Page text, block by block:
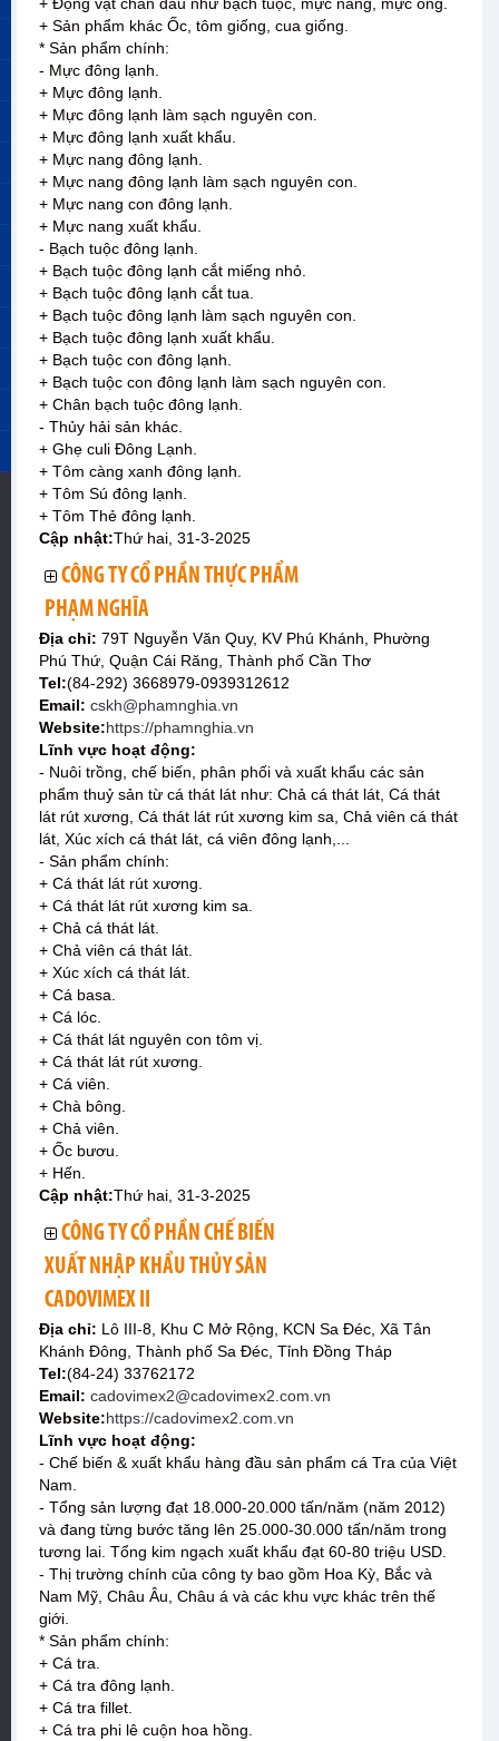
+ Sản phẩm khác Ốc, tôm giống, cua giống.
* Sản phẩm chính:
- Mực đông lạnh.
+ Mực đông lạnh.
+ Mực đông lạnh làm sạch nguyên con.
+ Mực đông lạnh xuất khẩu.
+ Mực nang đông lạnh.
+ Mực nang đông lạnh làm sạch nguyên con.
+ Mực nang con đông lạnh.
+ Mực nang xuất khẩu.
- Bạch tuộc đông lạnh.
+ Bạch tuộc đông lạnh cắt miếng nhỏ.
+ Bạch tuộc đông lạnh cắt tua.
+ Bạch tuộc đông lạnh làm sạch nguyên con.
+ Bạch tuộc đông lạnh xuất khẩu.
+ Bạch tuộc con đông lạnh.
+ Bạch tuộc con đông lạnh làm sạch nguyên con.
+ Chân bạch tuộc đông lạnh.
- Thủy hải sản khác.
+ Ghẹ culi Đông Lạnh.
+ Tôm càng xanh đông lạnh.
+ Tôm Sú đông lạnh.
+ Tôm Thẻ đông lạnh.
Cập nhật:Thứ hai, 31-3-2025
CÔNG TY CỔ PHẦN THỰC PHẨM
PHẠM NGHĨA
Địa chỉ: 79T Nguyễn Văn Quy, KV Phú Khánh, Phường
Phú Thứ, Quận Cái Răng, Thành phố Cần Thơ
Tel:(84-292) 3668979-0939312612
Email: cskh@phamnghia.vn
Website:https://phamnghia.vn
Lĩnh vực hoạt động:
- Nuôi trồng, chế biến, phân phối và xuất khẩu các sản
phẩm thuỷ sản từ cá thát lát như: Chả cá thát lát, Cá thát
lát rút xương, Cá thát lát rút xương kim sa, Chả viên cá thát
lát, Xúc xích cá thát lát, cá viên đông lạnh,...
- Sản phẩm chính:
+ Cá thát lát rút xương.
+ Cá thát lát rút xương kim sa.
+ Chả cá thát lát.
+ Chả viên cá thát lát.
+ Xúc xích cá thát lát.
+ Cá basa.
+ Cá lóc.
+ Cá thát lát nguyên con tôm vị.
+ Cá thát lát rút xương.
+ Cá viên.
+ Chà bông.
+ Chả viên.
+ Ốc bươu.
+ Hến.
Cập nhật:Thứ hai, 31-3-2025
CÔNG TY CỔ PHẦN CHẾ BIẾN
XUẤT NHẬP KHẨU THỦY SẢN
CADOVIMEX II
Địa chỉ: Lô III-8, Khu C Mở Rộng, KCN Sa Đéc, Xã Tân
Khánh Đông, Thành phố Sa Đéc, Tỉnh Đồng Tháp
Tel:(84-24) 33762172
Email: cadovimex2@cadovimex2.com.vn
Website:https://cadovimex2.com.vn
Lĩnh vực hoạt động:
- Chế biến & xuất khẩu hàng đầu sản phẩm cá Tra của Việt
Nam.
- Tổng sản lượng đạt 18.000-20.000 tấn/năm (năm 2012)
và đang từng bước tăng lên 25.000-30.000 tấn/năm trong
tương lai. Tổng kim ngạch xuất khẩu đạt 60-80 triệu USD.
- Thị trường chính của công ty bao gồm Hoa Kỳ, Bắc và
Nam Mỹ, Châu Âu, Châu á và các khu vực khác trên thế
giới.
* Sản phẩm chính:
+ Cá tra.
+ Cá tra đông lạnh.
+ Cá tra fillet.
+ Cá tra phi lê cuộn hoa hồng.